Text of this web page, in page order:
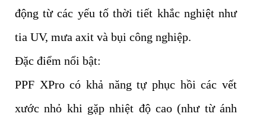
động từ các yếu tố thời tiết khắc nghiệt như
tia UV, mưa axit và bụi công nghiệp.
Đặc điểm nổi bật:
PPF XPro có khả năng tự phục hồi các vết
xước nhỏ khi gặp nhiệt độ cao (như từ ánh